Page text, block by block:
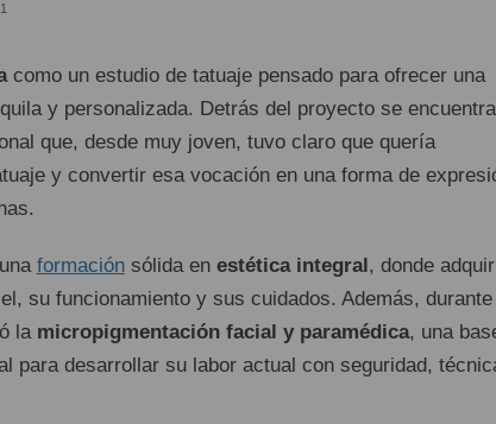
como un estudio de tatuaje pensado para ofrecer una
y personalizada. Detrás del proyecto se encuentra
que, desde muy joven, tuvo claro que quería
y convertir esa vocación en una forma de
formaciónsólida en estética integral, donde
su funcionamiento y sus cuidados. Además, durante
la micropigmentación facial y paramédica, una
para desarrollar su labor actual con seguridad,